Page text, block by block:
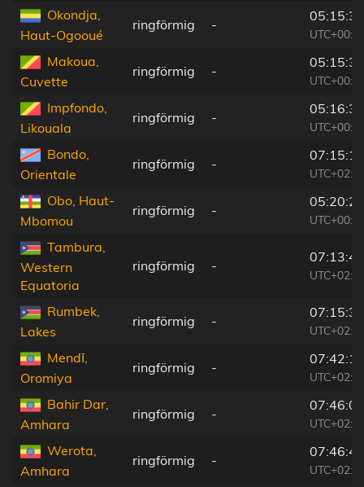
Okondja,
Haut-Ogooué
ringförmig -
05:15:30
Makoua,
Cuvette
ringförmig -
05:15:35
Impfondo,
Likouala
ringförmig -
05:16:36
Bondo,
Orientale
ringförmig -
07:15:13
Obo, Haut-
Mbomou
ringförmig -
05:20:26
Tambura,
Western
Equatoria
ringförmig -
07:13:41
Rumbek,
Lakes
ringförmig -
07:15:35
Mendī,
Oromiya
ringförmig -
07:42:13
Bahir Dar,
Amhara
ringförmig -
07:46:02
Werota,
Amhara
ringförmig -
07:46:43